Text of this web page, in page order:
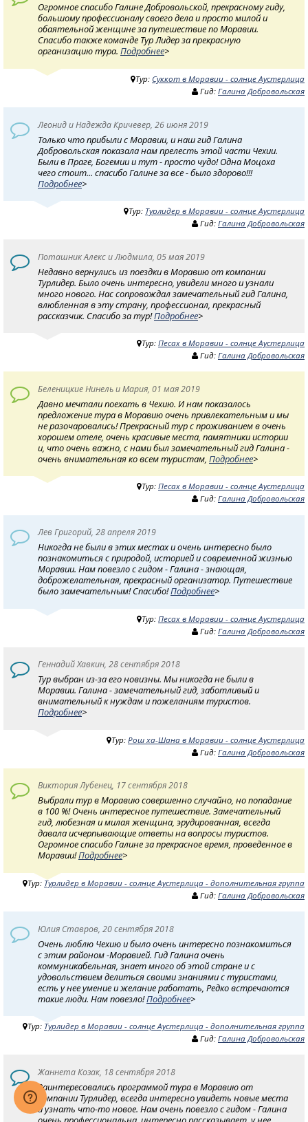
Огромное спасибо Галине Добровольской, прекрасному гиду,
большому профессионалу своего дела и просто милой и
обаятельной женщине за путешествие по Моравии.
Спасибо также команде Тур Лидер за прекрасную
организацию тура. Подробнее>
Тур: Суккот в Моравии - солнце Аустерлица
Гид: Галина Добровольская
Леонид и Надежда Кричевер, 26 июня 2019
Только что прибыли с Моравии, и наш гид Галина
Добровольская показала нам прелесть этой части Чехии.
Были в Праге, Богемии и тут - просто чудо! Одна Моцоха
чего стоит... спасибо Галине за все - было здорово!!!
Подробнее>
Тур: Турлидер в Моравии - солнце Аустерлица
Гид: Галина Добровольская
Поташник Алекс и Людмила, 05 мая 2019
Недавно вернулись из поездки в Моравию от компании
Турлидер. Было очень интересно, увидели много и узнали
много нового. Нас сопровождал замечательный гид Галина,
влюбленная в эту страну, профессионал, прекрасный
рассказчик. Спасибо за тур!Подробнее>
Тур: Песах в Моравии - солнце Аустерлица
Гид: Галина Добровольская
Беленицкие Нинель и Мария, 01 мая 2019
Давно мечтали поехать в Чехию. И нам показалось
предложение тура в Моравию очень привлекательным и мы
не разочаровались! Прекрасный тур с проживанием в очень
хорошем отеле, очень красивые места, памятники истории
и, что очень важно, с нами был замечательный гид Галина -
очень внимательная ко всем туристам, Подробнее>
Тур: Песах в Моравии - солнце Аустерлица
Гид: Галина Добровольская
Лев Григорий, 28 апреля 2019
Никогда не были в этих местах и очень интересно было
познакомиться с природой, историей и современной жизнью
Моравии. Нам повезло с гидом - Галина - знающая,
доброжелательная, прекрасный организатор. Путешествие
было замечательным! Спасибо!Подробнее>
Тур: Песах в Моравии - солнце Аустерлица
Гид: Галина Добровольская
Геннадий Хавкин, 28 сентября 2018
Тур выбран из-за его новизны. Мы никогда не были в
Моравии. Галина - замечательный гид, заботливый и
внимательный к нуждам и пожеланиям туристов.
Подробнее>
Тур: Рош ха-Шана в Моравии - солнце Аустерлица
Гид: Галина Добровольская
Виктория Лубенец, 17 сентября 2018
Выбрали тур в Моравию совершенно случайно, но попадание
в 100 %! Очень интересное путешествие. Замечательный
гид, любезная и милая женщина, эрудированная, всегда
давала исчерпывающие ответы на вопросы туристов.
Огромное спасибо Галине за прекрасное время, проведенное в
Моравии!Подробнее>
Тур: Турлидер в Моравии - солнце Аустерлица - дополнительная группа
Гид: Галина Добровольская
Юлия Ставров, 20 сентября 2018
Очень люблю Чехию и было очень интересно познакомиться
с этим районом -Моравией. Гид Галина очень
коммуникабельная, знает много об этой стране и с
удовольствием делиться своими знаниями с туристами,
есть у нее умение и желание работать, Редко встречаются
такие люди. Нам повезло!Подробнее>
Тур: Турлидер в Моравии - солнце Аустерлица - дополнительная группа
Гид: Галина Добровольская
Жаннета Козак, 18 сентября 2018
Заинтересовались программой тура в Моравию от
компании Турлидер, всегда интересно увидеть новые места
и узнать что-то новое. Нам очень повезло с гидом - Галина